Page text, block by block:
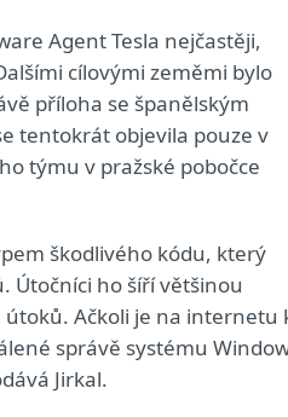
Agent Tesla nejčastěji,
cílovými zeměmi bylo
příloha se španělským
tentokrát objevila pouze v
týmu v pražské pobočce
škodlivého kódu, který
Útočníci ho šíří většinou
Ačkoli je na internetu
správě systému
Jirkal.